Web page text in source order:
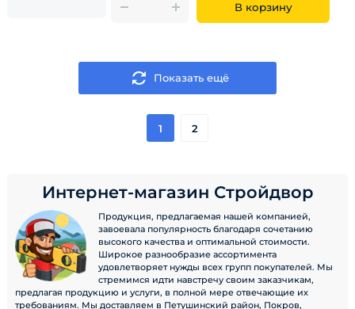
В корзину
Показать ещё
1 2
Интернет-магазин Стройдвор
Продукция, предлагаемая нашей компанией,
завоевала популярность благодаря сочетанию
высокого качества и оптимальной стоимости.
Широкое разнообразие ассортимента
удовлетворяет нужды всех групп покупателей. Мы
стремимся идти навстречу своим заказчикам,
предлагая продукцию и услуги, в полной мере отвечающие их
требованиям. Мы доставляем в Петушинский район, Покров,